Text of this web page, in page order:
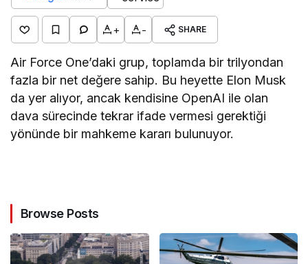
+ - SHARE
Air Force One’daki grup, toplamda bir trilyondan
fazla bir net değere sahip. Bu heyette Elon Musk
da yer alıyor, ancak kendisine OpenAI ile olan
dava sürecinde tekrar ifade vermesi gerektiği
yönünde bir mahkeme kararı bulunuyor.
Browse Posts